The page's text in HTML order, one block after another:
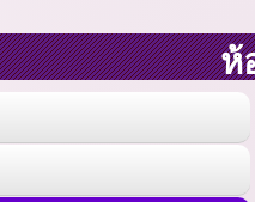
ห้